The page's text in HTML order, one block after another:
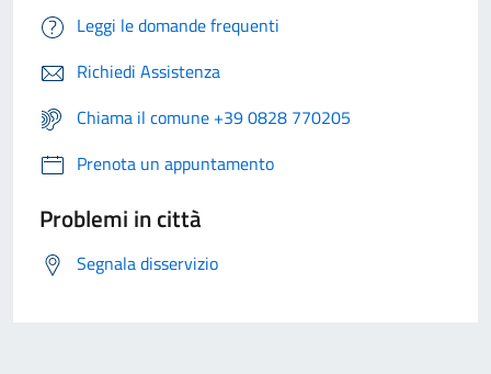
Leggi le domande frequenti
Richiedi Assistenza
Chiama il comune +39 0828 770205
Prenota un appuntamento
Problemi in città
Segnala disservizio